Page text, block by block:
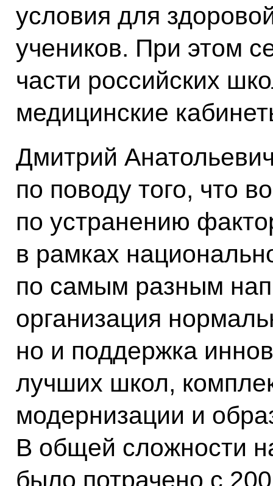
условия для
учеников. При этом
части российских
медицинские
Дмитрий
по поводу того, что
по устранению
в рамках
по самым разным
организация
но и поддержка
лучших школ,
модернизации и
В общей сложности
было потрачено с